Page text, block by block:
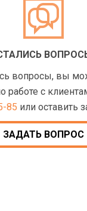
вопросы, вы
работе с
85 или оставить
ЗАДАТЬ ВОПРОС